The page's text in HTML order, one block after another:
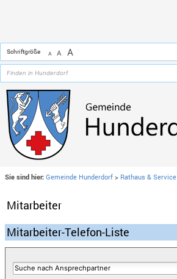
Schriftgröße A A A
Sie sind hier: Gemeinde Hunderdorf > Rathaus & Service
Mitarbeiter
Mitarbeiter-Telefon-Liste